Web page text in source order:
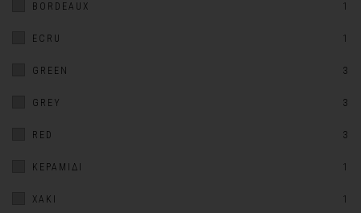
BORDEAUX 1
ECRU 1
GREEN 3
GREY 3
RED 3
ΚΕΡΑΜΙΔΊ 1
ΧΑΚΊ 1